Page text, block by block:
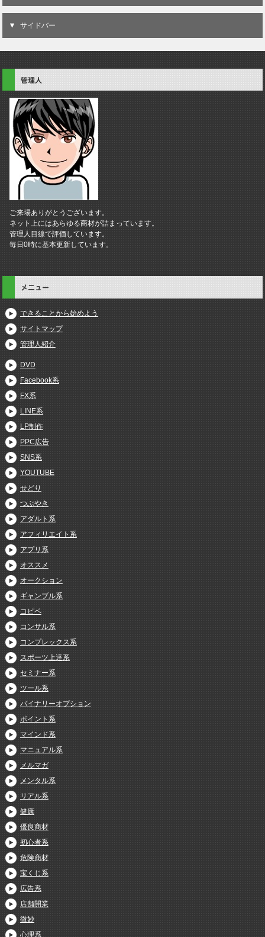
サイドバー
管理人
ご来場ありがとうございます。
ネット上にはあらゆる商材が詰まっています。
管理人目線で評価しています。
毎日0時に基本更新しています。
メニュー
できることから始めよう
サイトマップ
管理人紹介
DVD
Facebook系
FX系
LINE系
LP制作
PPC広告
SNS系
YOUTUBE
せどり
つぶやき
アダルト系
アフィリエイト系
アプリ系
オススメ
オークション
ギャンブル系
コピペ
コンサル系
コンプレックス系
スポーツ上達系
セミナー系
ツール系
バイナリーオプション
ポイント系
マインド系
マニュアル系
メルマガ
メンタル系
リアル系
健康
優良商材
初心者系
危険商材
宝くじ系
広告系
店舗開業
微妙
心理系